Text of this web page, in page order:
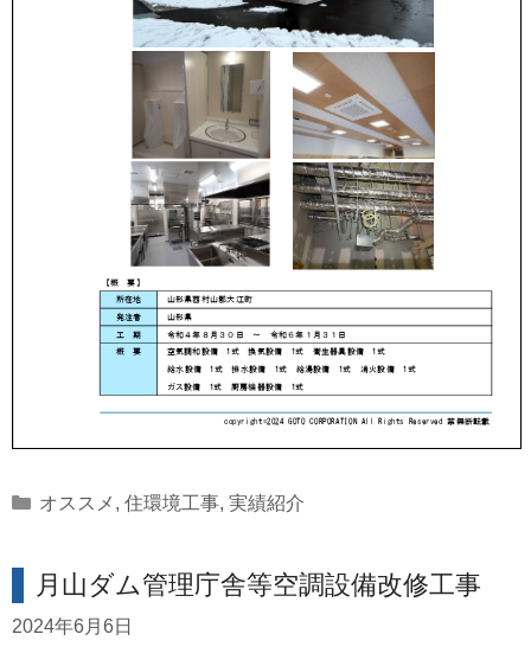
Categories
オススメ , 住環境工事, 実績紹介
月山ダム管理庁舎等空調設備改修工事
2024年6月6日